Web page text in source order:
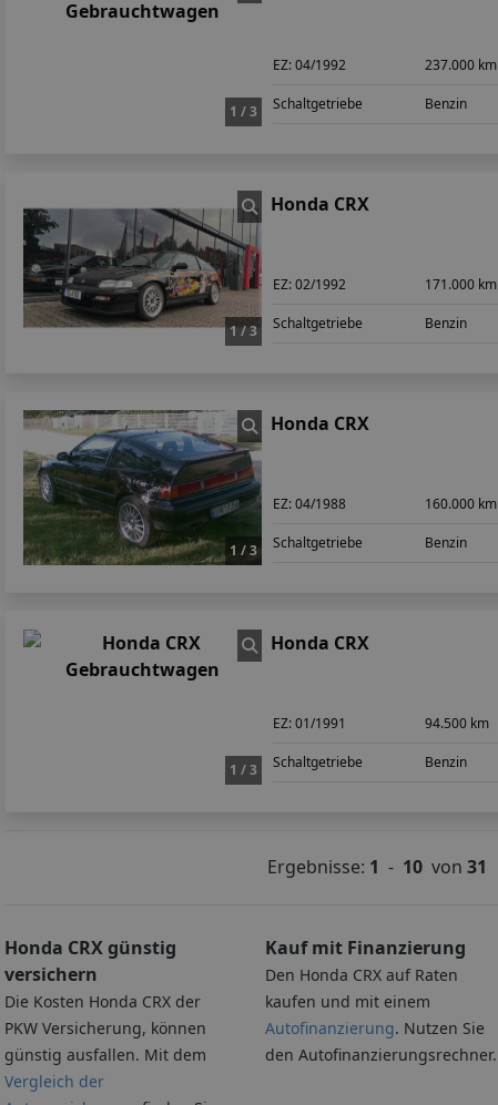
1 / 3
EZ:04/1992 237.000 km
Schaltgetriebe Benzin
1 / 3
Honda CRX
EZ:02/1992 171.000 km
Schaltgetriebe Benzin
1 / 3
Honda CRX
EZ:04/1988 160.000 km
Schaltgetriebe Benzin
1 / 3
Honda CRX
EZ:01/1991 94.500 km
Schaltgetriebe Benzin
Ergebnisse: 1 - 10 von 31
Honda CRX günstig
versichern
Die Kosten Honda CRX der
PKW Versicherung, können
günstig ausfallen. Mit dem
Vergleich der
Kauf mit Finanzierung
Den Honda CRX auf Raten
kaufen und mit einem
Autofinanzierung. Nutzen Sie
den Autofinanzierungsrechner.